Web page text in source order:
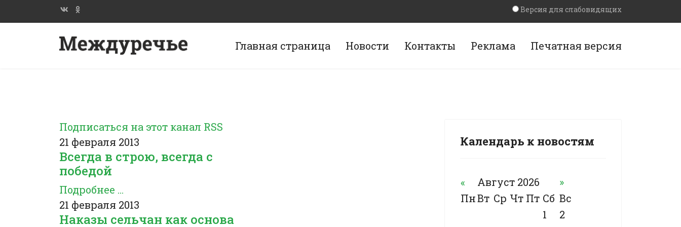
Версия для слабовидящих
Главная страница Новости Контакты Реклама Печатная версия
Подписаться на этот канал RSS
21 февраля 2013
Всегда в строю, всегда с
победой
Подробнее ...
21 февраля 2013
Наказы сельчан как основа
Календарь к новостям
« Август 2026
»
ПнВт Ср Чт Пт Сб Вс
1
2